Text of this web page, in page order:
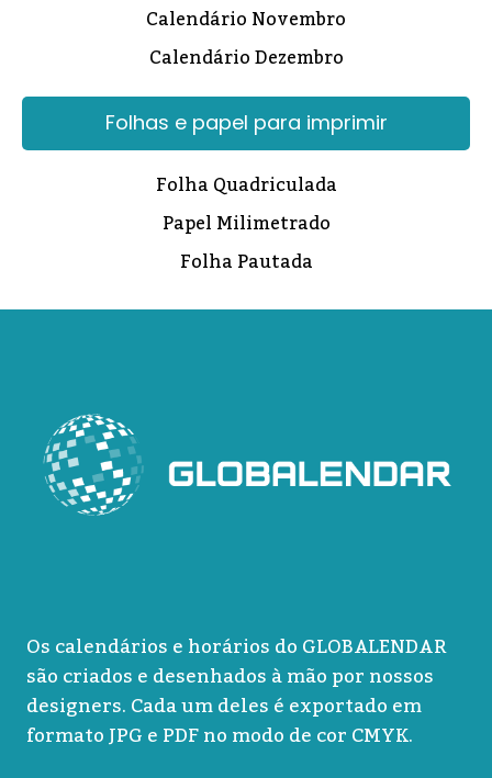
Calendário Novembro
Calendário Dezembro
Folhas e papel para imprimir
Folha Quadriculada
Papel Milimetrado
Folha Pautada
Os calendários e horários do GLOBALENDAR
são criados e desenhados à mão por nossos
designers. Cada um deles é exportado em
formato JPG e PDF no modo de cor CMYK.